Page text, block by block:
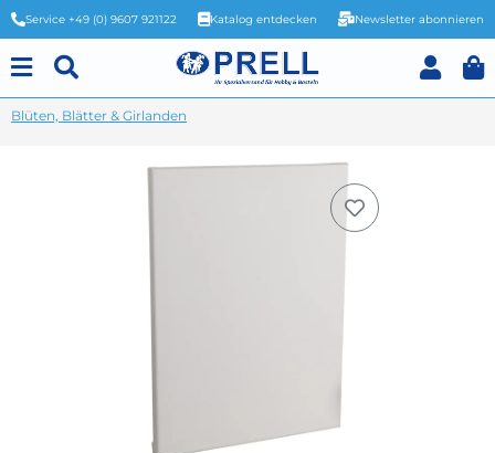
Service +49 (0) 9607 921122 Katalog entdecken Newsletter abonnieren
Blüten, Blätter & Girlanden